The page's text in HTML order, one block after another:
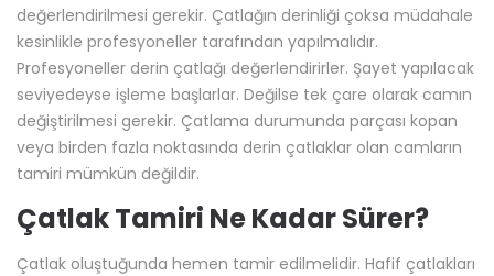
değerlendirilmesi gerekir. Çatlağın derinliği çoksa müdahale
kesinlikle profesyoneller tarafından yapılmalıdır.
Profesyoneller derin çatlağı değerlendirirler. Şayet yapılacak
seviyedeyse işleme başlarlar. Değilse tek çare olarak camın
değiştirilmesi gerekir. Çatlama durumunda parçası kopan
veya birden fazla noktasında derin çatlaklar olan camların
tamiri mümkün değildir.
Çatlak Tamiri Ne Kadar Sürer?
Çatlak oluştuğunda hemen tamir edilmelidir. Hafif çatlakları